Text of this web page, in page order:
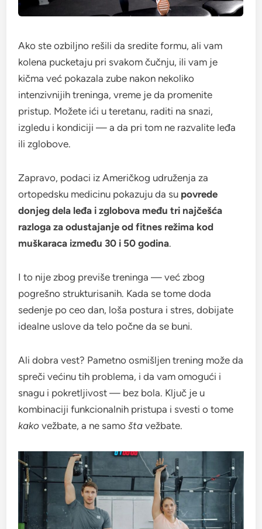
Ako ste ozbiljno rešili da sredite formu, ali vam
kolena pucketaju pri svakom čučnju, ili vam je
kičma već pokazala zube nakon nekoliko
intenzivnijih treninga, vreme je da promenite
pristup. Možete ići u teretanu, raditi na snazi,
izgledu i kondiciji — a da pri tom ne razvalite leđa
ili zglobove.
Zapravo, podaci iz Američkog udruženja za
ortopedsku medicinu pokazuju da su povrede
donjeg dela leđa i zglobova među tri najčešća
razloga za odustajanje od fitnes režima kod
muškaraca između 30 i 50 godina.
I to nije zbog previše treninga — već zbog
pogrešno strukturisanih. Kada se tome doda
sedenje po ceo dan, loša postura i stres, dobijate
idealne uslove da telo počne da se buni.
Ali dobra vest? Pametno osmišljen trening može da
spreči većinu tih problema, i da vam omogući i
snagu i pokretljivost — bez bola. Ključ je u
kombinaciji funkcionalnih pristupa i svesti o tome
kako vežbate, a ne samošta vežbate.